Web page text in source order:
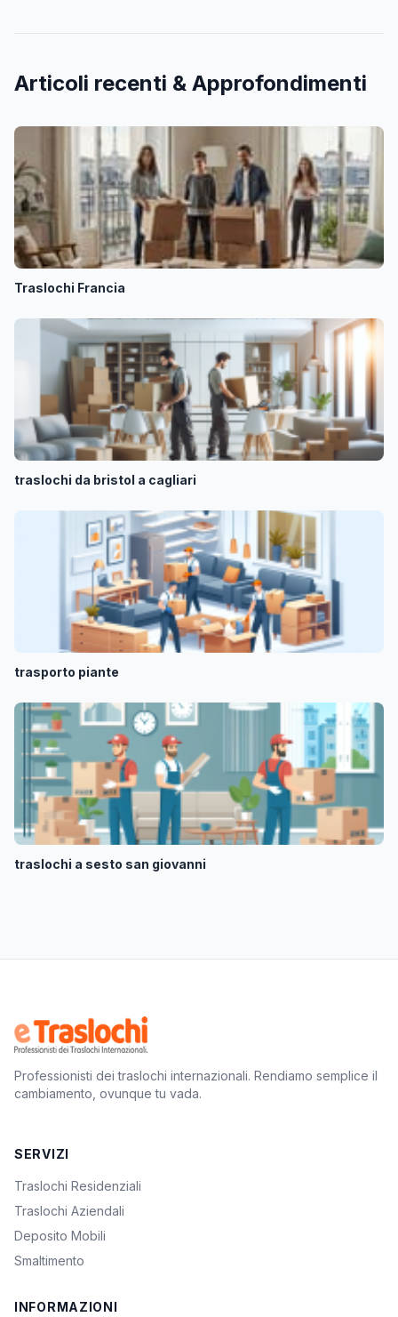
Articoli recenti & Approfondimenti
Traslochi Francia
traslochi da bristol a cagliari
trasporto piante
traslochi a sesto san giovanni
Professionisti dei traslochi internazionali. Rendiamo semplice il
cambiamento, ovunque tu vada.
SERVIZI
Traslochi Residenziali
Traslochi Aziendali
Deposito Mobili
Smaltimento
INFORMAZIONI